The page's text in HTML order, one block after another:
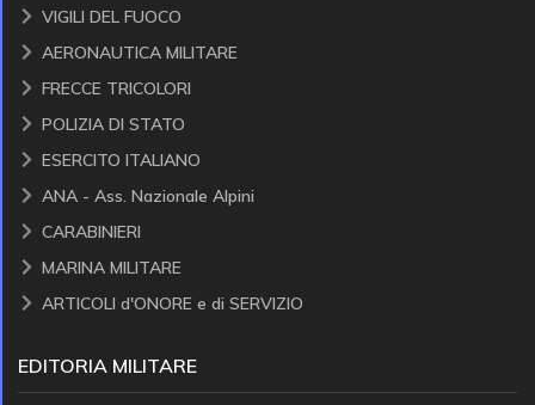
VIGILI DEL FUOCO
AERONAUTICA MILITARE
FRECCE TRICOLORI
POLIZIA DI STATO
ESERCITO ITALIANO
ANA - Ass. Nazionale Alpini
CARABINIERI
MARINA MILITARE
ARTICOLI d'ONORE e di SERVIZIO
EDITORIA MILITARE